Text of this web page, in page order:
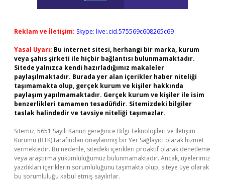
Reklam ve İletişim: Skype: live:.cid.575569c608265c69
Yasal Uyarı: Bu internet sitesi, herhangi bir marka, kurum
veya şahıs şirketi ile hiçbir bağlantısı bulunmamaktadır.
Sitede yalnızca kendi hazırladığımız makaleler
paylaşılmaktadır. Burada yer alan içerikler haber niteliği
taşımamakta olup, gerçek kurum ve kişiler hakkında
paylaşım yapılmamaktadır. Gerçek kurum ve kişiler ile isim
benzerlikleri tamamen tesadüfidir. Sitemizdeki bilgiler
taslak halindedir ve tavsiye niteliği taşımazlar.
Sitemiz, 5651 Sayılı Kanun gereğince Bilgi Teknolojileri ve İletişim
Kurumu (BTK) tarafından onaylanmış bir Yer Sağlayıcı olarak hizmet
vermektedir. Bu nedenle, sitedeki içerikleri proaktif olarak denetleme
veya araştırma yükümlülüğümüz bulunmamaktadır. Ancak, üyelerimiz
yazdıkları içeriklerin sorumluluğunu taşımakta olup, siteye üye olarak
bu sorumluluğu kabul etmiş sayılırlar.